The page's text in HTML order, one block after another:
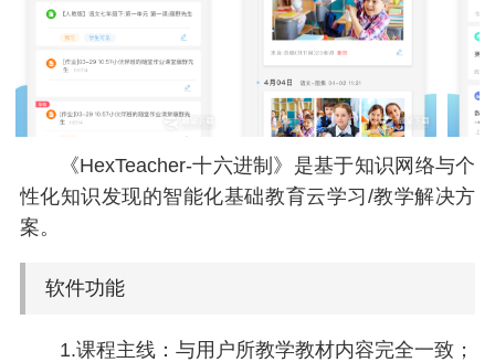
《HexTeacher-十六进制》是基于知识网络与个
性化知识发现的智能化基础教育云学习/教学解决方
案。
软件功能
1.课程主线：与用户所教学教材内容完全一致；